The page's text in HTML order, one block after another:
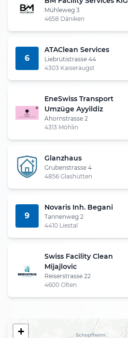
Mühleweg 3
4658 Däniken
6
ATAClean Services
Liebrütistrasse 44
4303 Kaiseraugst
EneSwiss Transport
Umzüge Ayyildiz
Ahornstrasse 2
4313 Möhlin
Glanzhaus
Grubenstrasse 4
4856 Glashütten
9
Novaris Inh. Begani
Tannenweg 2
4410 Liestal
Swiss Facility Clean
Mijajlovic
Reiserstrasse 22
4600 Olten
+